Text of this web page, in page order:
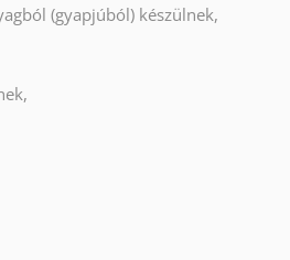
(gyapjúból) készülnek,